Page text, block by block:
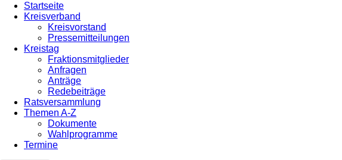
Startseite
Kreisverband
Kreisvorstand
Pressemitteilungen
Kreistag
Fraktionsmitglieder
Anfragen
Anträge
Redebeiträge
Ratsversammlung
Themen A-Z
Dokumente
Wahlprogramme
Termine